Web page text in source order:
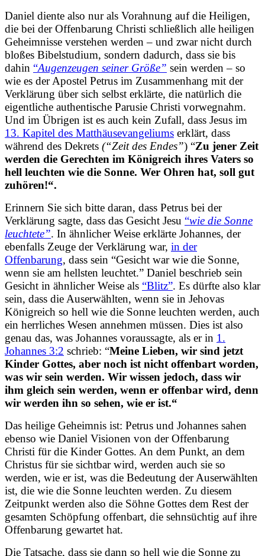
Daniel diente also nur als Vorahnung auf die Heiligen,
die bei der Offenbarung Christi schließlich alle heiligen
Geheimnisse verstehen werden – und zwar nicht durch
bloßes Bibelstudium, sondern dadurch, dass sie bis
dahin “Augenzeugen seiner Größe” sein werden – so
wie es der Apostel Petrus im Zusammenhang mit der
Verklärung über sich selbst erklärte, die natürlich die
eigentliche authentische Parusie Christi vorwegnahm.
Und im Übrigen ist es auch kein Zufall, dass Jesus im
13. Kapitel des Matthäusevangeliums erklärt, dass
während des Dekrets (“Zeit des Endes”) “Zu jener Zeit
werden die Gerechten im Königreich ihres Vaters so
hell leuchten wie die Sonne. Wer Ohren hat, soll gut
zuhören!“.
Erinnern Sie sich bitte daran, dass Petrus bei der
Verklärung sagte, dass das Gesicht Jesu “wie die Sonne
leuchtete”. In ähnlicher Weise erklärte Johannes, der
ebenfalls Zeuge der Verklärung war, in der
Offenbarung, dass sein “Gesicht war wie die Sonne,
wenn sie am hellsten leuchtet.” Daniel beschrieb sein
Gesicht in ähnlicher Weise als “Blitz”. Es dürfte also klar
sein, dass die Auserwählten, wenn sie in Jehovas
Königreich so hell wie die Sonne leuchten werden, auch
ein herrliches Wesen annehmen müssen. Dies ist also
genau das, was Johannes voraussagte, als er in 1.
Johannes 3:2 schrieb: “Meine Lieben, wir sind jetzt
Kinder Gottes, aber noch ist nicht offenbart worden,
was wir sein werden. Wir wissen jedoch, dass wir
ihm gleich sein werden, wenn er offenbar wird, denn
wir werden ihn so sehen, wie er ist.“
Das heilige Geheimnis ist: Petrus und Johannes sahen
ebenso wie Daniel Visionen von der Offenbarung
Christi für die Kinder Gottes. An dem Punkt, an dem
Christus für sie sichtbar wird, werden auch sie so
werden, wie er ist, was die Bedeutung der Auserwählten
ist, die wie die Sonne leuchten werden. Zu diesem
Zeitpunkt werden also die Söhne Gottes dem Rest der
gesamten Schöpfung offenbart, die sehnsüchtig auf ihre
Offenbarung gewartet hat.
Die Tatsache, dass sie dann so hell wie die Sonne zu